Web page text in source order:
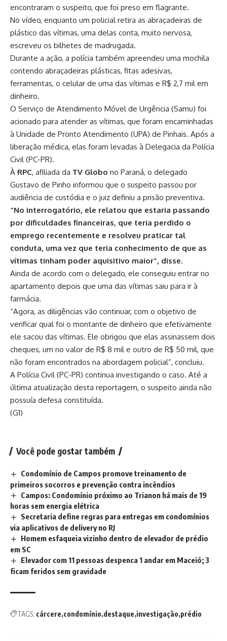
encontraram o suspeito, que foi preso em flagrante.
No vídeo, enquanto um policial retira as abraçadeiras de
plástico das vítimas, uma delas conta, muito nervosa,
escreveu os bilhetes de madrugada.
Durante a ação, a polícia também apreendeu uma mochila
contendo abraçadeiras plásticas, fitas adesivas,
ferramentas, o celular de uma das vítimas e R$ 2,7 mil em
dinheiro.
O Serviço de Atendimento Móvel de Urgência (Samu) foi
acionado para atender as vítimas, que foram encaminhadas
à Unidade de Pronto Atendimento (UPA) de Pinhais. Após a
liberação médica, elas foram levadas à Delegacia da Polícia
Civil (PC-PR).
À RPC, afiliada da TV Globo no Paraná, o delegado
Gustavo de Pinho informou que o suspeito passou por
audiência de custódia e o juiz definiu a prisão preventiva.
“No interrogatório, ele relatou que estaria passando
por dificuldades financeiras, que teria perdido o
emprego recentemente e resolveu praticar tal
conduta, uma vez que teria conhecimento de que as
vítimas tinham poder aquisitivo maior”, disse.
Ainda de acordo com o delegado, ele conseguiu entrar no
apartamento depois que uma das vítimas saiu para ir à
farmácia.
“Agora, as diligências vão continuar, com o objetivo de
verificar qual foi o montante de dinheiro que efetivamente
ele sacou das vítimas. Ele obrigou que elas assinassem dois
cheques, um no valor de R$ 8 mil e outro de R$ 50 mil, que
não foram encontrados na abordagem policial”, concluiu.
A Polícia Civil (PC-PR) continua investigando o caso. Até a
última atualização desta reportagem, o suspeito ainda não
possuía defesa constituída.
(G1)
Você pode gostar também
Condomínio de Campos promove treinamento de
primeiros socorros e prevenção contra incêndios
Campos: Condomínio próximo ao Trianon há mais de 19
horas sem energia elétrica
Secretaria define regras para entregas em condomínios
via aplicativos de delivery no RJ
Homem esfaqueia vizinho dentro de elevador de prédio
em SC
Elevador com 11 pessoas despenca 1 andar em Maceió; 3
ficam feridos sem gravidade
TAGS: cárcere condomínio destaque investigação prédio